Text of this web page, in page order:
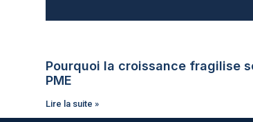
Pourquoi la croissance fragilise
PME
Lire la suite »